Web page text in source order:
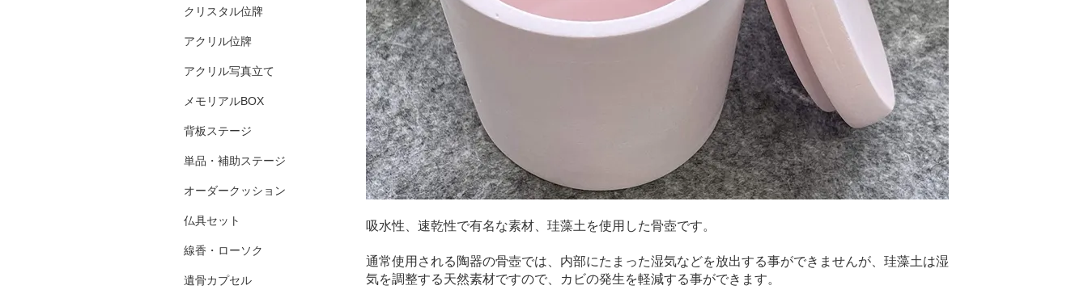
吸水性、速乾性で有名な素材、珪藻土を使用した骨壺です。
通常使用される陶器の骨壺では、内部にたまった湿気などを放出する事ができませんが、珪藻土は湿
気を調整する天然素材ですので、カビの発生を軽減する事ができます。
クリスタル位牌
アクリル位牌
アクリル写真立て
メモリアルBOX
背板ステージ
単品・補助ステージ
オーダークッション
仏具セット
線香・ローソク
遺骨カプセル